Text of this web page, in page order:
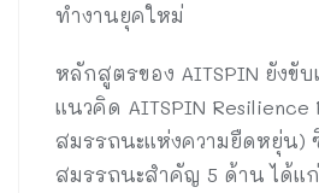
ทำงานยุคใหม่
หลักสูตรของ AITSPIN ยังขั
แนวคิด AITSPIN
สมรรถนะแห่งความยืดหยุ่น)
สมรรถนะสำคัญ 5 ด้าน ได้แ